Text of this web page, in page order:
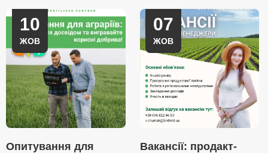
10
ЖОВ
Опитування для
07
ЖОВ
Вакансії: продакт-